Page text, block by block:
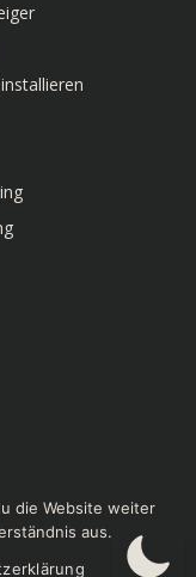
using WordPress
die Website weiter
aus.